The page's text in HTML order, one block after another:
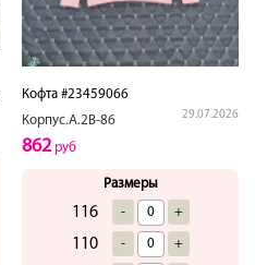
Кофта #23459066
Корпус.А.2В-86
29.07.2026
862руб
Размеры
116 - +
110 - +